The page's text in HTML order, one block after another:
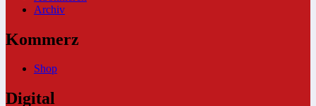
Archiv
Kommerz
Shop
Digital